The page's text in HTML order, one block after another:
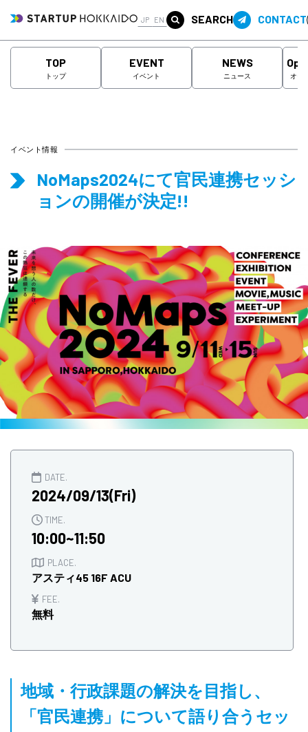
JP EN SEARCH CONTACT
TOP
トップ
EVENT
イベント
NEWS
ニュース オー
イベント情報
NoMaps2024にて官民連携セッシ
ョンの開催が決定!!
地域・行政課題の解決を目指し、
「官民連携」について語り合うセッ
DATE.
2024/09/13(Fri)
TIME.
10:00~11:50
PLACE.
アスティ45 16F ACU
FEE.
無料